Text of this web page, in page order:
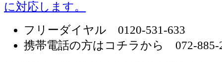
に対応します。
フリーダイヤル 0120-531-633
携帯電話の方はコチラから 072-885-